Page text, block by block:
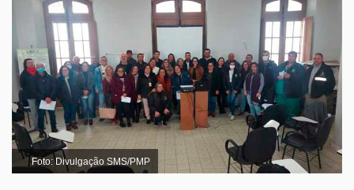
Foto: Divulgação SMS/PMP